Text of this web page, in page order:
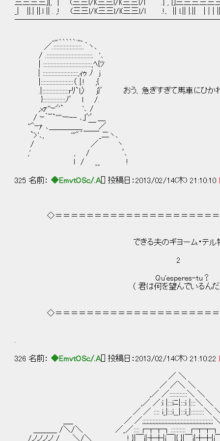
三三三三]|, | (三三l/l(三三l/l(三三l/l .| , |]三三三三三
_| ||.| ||.l || . ,! (三三l/l(三三l/l(三三l/l .!、 || l.|| |.|| | | |
_,,.､､､､､.,,_
／.:::::::::::::::::::..｀ヽ､
/ .:::::::::::::::::::::::::::::::. '､
| :::::::::::::::::::::::::::::::::,ﾍ{ﾂ
| ::::::::::::::::::::::::,ｨｩ ﾉ j
|::::::::::::::::::::::（ |.! ;{
.|::::::::::::::::::rﾘ`l,〉 j}ﾞ おう、急ぎすぎて馬車にひか
}:::::::::::::::ﾉﾞ l /.
,xｧ''ｰ'ﾞ'` '､ /
/ ｰ｀¨`''''ー-- ､｣ﾞ'′＿
''^ｰｧ ､＿＿＿＿_ ￣ ／
`>'､, '''"´￣￣_二ヽ､
/ ／ ヽ
,' , / ﾞ､
l / __ !
325 名前： ◆EmvtOSc/.A[] 投稿日：2013/02/14(木) 21:10:10
◇＝＝＝＝＝＝＝＝＝＝＝＝＝＝＝＝＝＝＝＝＝
できる夫のギヨーム・テル物
2
Qu'esperes-tu？
（ 君は何を望んでいるんだ？
◇＝＝＝＝＝＝＝＝＝＝＝＝＝＝＝＝＝＝＝＝＝
326 名前： ◆EmvtOSc/.A[] 投稿日：2013/02/14(木) 21:10:22
／ ＼
／ ／＼ ＼
,／ ／::::::::::::＼ ＼
,／ ／:i |:::iﾆ|:::i |:::＼ ＼
／ ／ :::: i_|:::i__|:::i_|:::::::::＼
＿_ ／ ／;;;;;;;;;;;;;;;;;;;;;;;;;;;;;;;;;;;;;;;;;;;;;;;;＼
＿＿＿ /＼/＼ ／_／::::┌┬┬┐:::::::::: ┌┬┬┐::
/ノノノノ /＿__＼/＼ ＿＿_______! }|￣i|┼┼|i￣|{ }|￣i|┼┼|i